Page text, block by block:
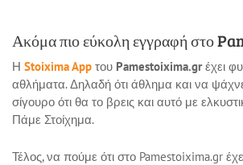
Ακόμα πιο εύκολη εγγραφή στο
Η Stoixima App του Pamestoixima.grέχει
αθλήματα. Δηλαδή ότι άθλημα και να
σίγουρο ότι θα το βρεις και αυτό με
Πάμε Στοίχημα.
Τέλος, να πούμε ότι στο Pamestoixima.gr